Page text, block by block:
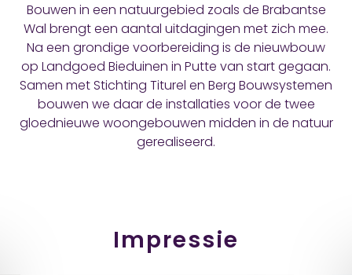
Bouwen in een natuurgebied zoals de Brabantse
Wal brengt een aantal uitdagingen met zich mee.
Na een grondige voorbereiding is de nieuwbouw
op Landgoed Bieduinen in Putte van start gegaan.
Samen met Stichting Titurel en Berg Bouwsystemen
bouwen we daar de installaties voor de twee
gloednieuwe woongebouwen midden in de natuur
gerealiseerd.
Impressie